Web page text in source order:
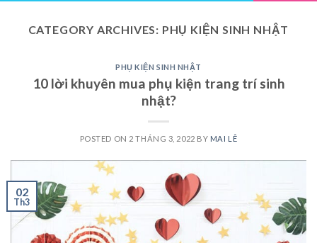
CATEGORY ARCHIVES: PHỤ KIỆN SINH NHẬT
PHỤ KIỆN SINH NHẬT
10 lời khuyên mua phụ kiện trang trí sinh
nhật?
POSTED ON 2 THÁNG 3, 2022 BY MAI LÊ
02
Th3